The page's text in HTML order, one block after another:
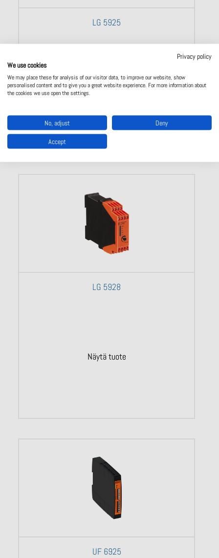
LG 5925
Näytä tuote
LG 5928
Näytä tuote
UF 6925
Privacy policy
We use cookies
We may place these for analysis of our visitor data, to improve our website, show
personalised content and to give you a great website experience. For more information about
the cookies we use open the settings.
No, adjust Deny
Accept